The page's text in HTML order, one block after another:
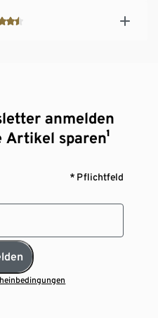
anmelden
Artikel sparen¹
* Pflichtfeld